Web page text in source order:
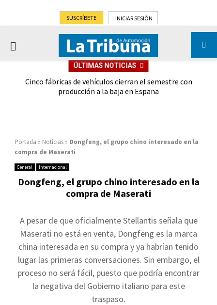
SUSCRÍBETE INICIAR SESIÓN
PRIMARY
ÚLTIMAS NOTICIAS
Cinco fábricas de vehículos cierran el semestre con
producción a la baja en España
Portada » Noticias » Dongfeng, el grupo chino interesado en la
compra de Maserati
General Internacional
Dongfeng, el grupo chino interesado en la
compra de Maserati
A pesar de que oficialmente Stellantis señala que
Maserati no está en venta, Dongfeng es la marca
china interesada en su compra y ya habrían tenido
lugar las primeras conversaciones. Sin embargo, el
proceso no será fácil, puesto que podría encontrar
la negativa del Gobierno italiano para este
traspaso.